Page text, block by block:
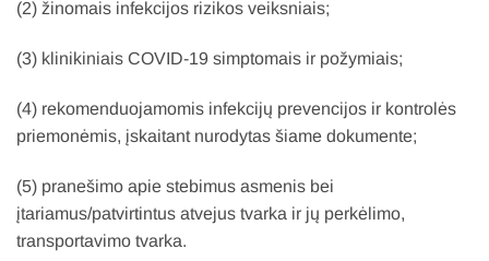
(2) žinomais infekcijos rizikos veiksniais;
(3) klinikiniais COVID-19 simptomais ir požymiais;
(4) rekomenduojamomis infekcijų prevencijos ir kontrolės
priemonėmis, įskaitant nurodytas šiame dokumente;
(5) pranešimo apie stebimus asmenis bei
įtariamus/patvirtintus atvejus tvarka ir jų perkėlimo,
transportavimo tvarka.